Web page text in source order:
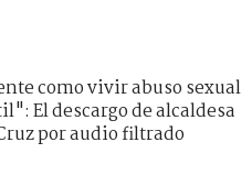
como vivir abuso sexual
El descargo de alcaldesa
por audio filtrado